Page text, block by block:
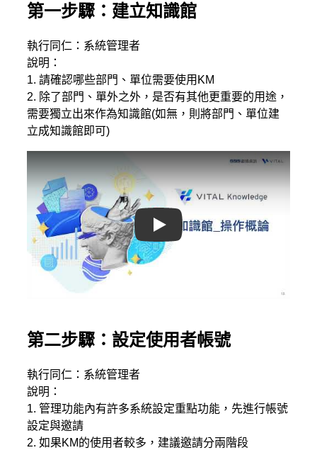
第一步驟：建立知識館
執行同仁：系統管理者
說明：
1. 請確認哪些部門、單位需要使用KM
2. 除了部門、單外之外，是否有其他更重要的用途，
需要獨立出來作為知識館(如無，則將部門、單位建
立成知識館即可)
Play
第二步驟：設定使用者帳號
執行同仁：系統管理者
說明：
1. 管理功能內有許多系統設定重點功能，先進行帳號
設定與邀請
2. 如果KM的使用者較多，建議邀請分兩階段